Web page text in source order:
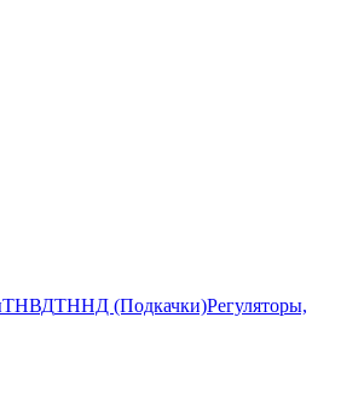
ТНВДТННД (Подкачки)Регуляторы,